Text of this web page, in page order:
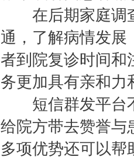
在后期家庭调查
通，了解病情发
者到院复诊时间和
务更加具有亲和力
短信群发平台不
给院方带去赞誉与
多项优势还可以